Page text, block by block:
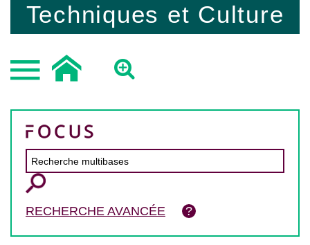
Techniques et Culture
RECHERCHE AVANCÉE